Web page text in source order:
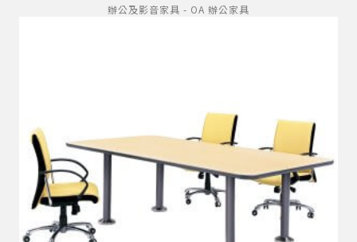
辦公及影音家具 - OA 辦公家具